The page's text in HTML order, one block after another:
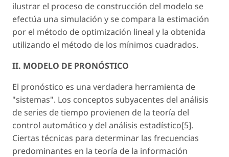
ilustrar el proceso de construcción del modelo se
efectúa una simulación y se compara la estimación
por el método de optimización lineal y la obtenida
utilizando el método de los mínimos cuadrados.
II. MODELO DE PRONÓSTICO
El pronóstico es una verdadera herramienta de
"sistemas". Los conceptos subyacentes del análisis
de series de tiempo provienen de la teoría del
control automático y del análisis estadístico[5].
Ciertas técnicas para determinar las frecuencias
predominantes en la teoría de la información